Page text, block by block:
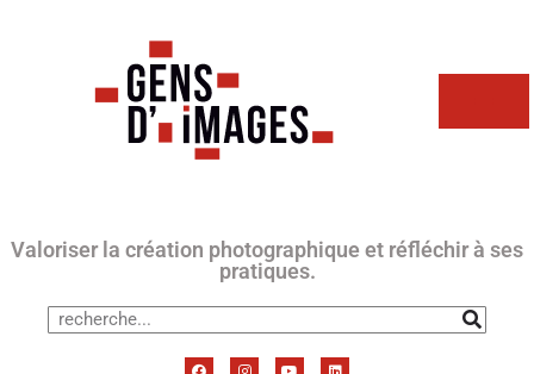
Valoriser la création photographique et réfléchir à ses
pratiques.